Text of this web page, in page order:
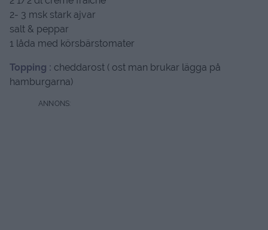
2- 3 msk stark ajvar
salt & peppar
1 låda med körsbärstomater
Topping : cheddarost ( ost man brukar lägga på
hamburgarna)